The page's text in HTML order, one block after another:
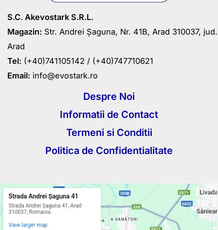
S.C. Akevostark S.R.L.
Magazin: Str. Andrei Șaguna, Nr. 41B, Arad 310037, jud.
Arad
Tel: (+40)741105142 / (+40)747710621
Email: info@evostark.ro
Despre Noi
Informatii de Contact
Termeni si Conditii
Politica de Confidentialitate